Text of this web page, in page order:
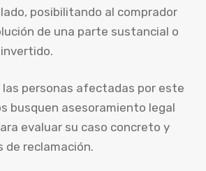
posibilitando al comprador
de una parte sustancial o
las personas afectadas por este
busquen asesoramiento legal
evaluar su caso concreto y
de reclamación.